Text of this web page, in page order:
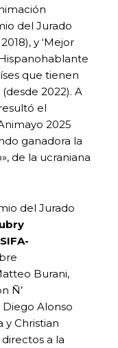
del Jurado
y ‘Mejor
que tienen
2022). A
el
2025
ganadora la
de la ucraniana
del Jurado
Burani,
Ñ’
Alonso
y Christian
a la